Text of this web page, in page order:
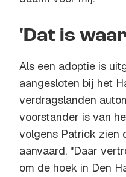
'Dat is
Als een adoptie is
aangesloten bij het
verdragslanden
voorstander is van
volgens Patrick zien
aanvaard. "Daar
om de hoek in Den